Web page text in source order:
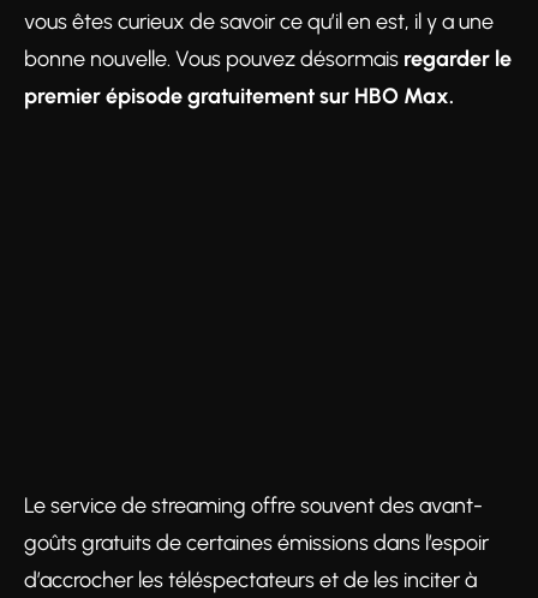
vous êtes curieux de savoir ce qu’il en est, il y a une
bonne nouvelle. Vous pouvez désormais regarder le
premier épisode gratuitement sur HBO Max.
Le service de streaming offre souvent des avant-
goûts gratuits de certaines émissions dans l’espoir
d’accrocher les téléspectateurs et de les inciter à